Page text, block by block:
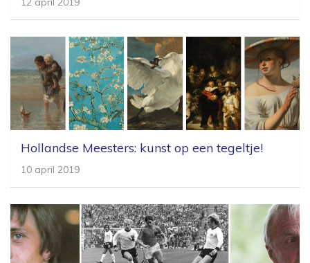
Hollandse Meesters: kunst op een tegeltje!
10 april 2019